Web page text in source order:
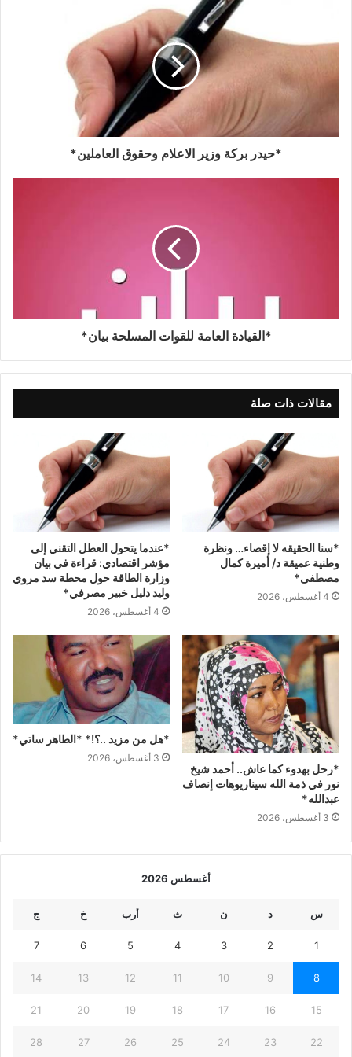
*حيدر بركة وزير الاعلام وحقوق العاملين*
*القيادة العامة للقوات المسلحة بيان*
مقالات ذات صلة
*سنا الحقيقه لا إقصاء… ونظرة
وطنية عميقة د/ أميرة كمال
مصطفى*
4 أغسطس، 2026
*عندما يتحول العطل التقني إلى
مؤشر اقتصادي: قراءة في بيان
وزارة الطاقة حول محطة سد مروي
وليد دليل خبير مصرفي*
4 أغسطس، 2026
*رحل بهدوء كما عاش.. أحمد شيخ
نور في ذمة الله سيناريوهات إنصاف
عبدالله*
3 أغسطس، 2026
*هل من مزيد ..؟!* *الطاهر ساتي*
3 أغسطس، 2026
أغسطس 2026
س د ن ث أرب خ ج
1
2
3
4
5
6
7
8
9
10
11
12
13
14
15
16
17
18
19
20
21
22
23
24
25
26
27
28